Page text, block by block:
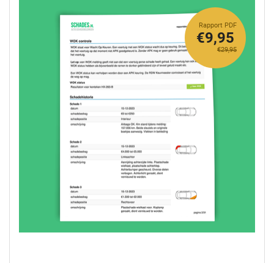
Rapport PDF
€29,95
€9,95